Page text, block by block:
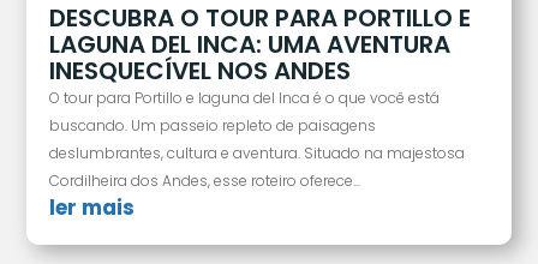
DESCUBRA O TOUR PARA PORTILLO E
LAGUNA DEL INCA: UMA AVENTURA
INESQUECÍVEL NOS ANDES
O tour para Portillo e laguna del Inca é o que você está
buscando. Um passeio repleto de paisagens
deslumbrantes, cultura e aventura. Situado na majestosa
Cordilheira dos Andes, esse roteiro oferece...
ler mais